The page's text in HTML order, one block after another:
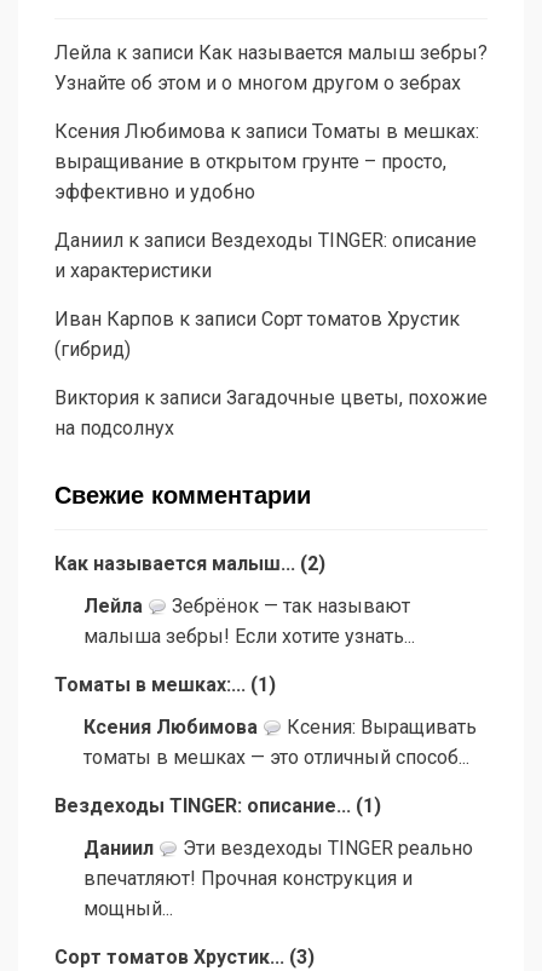
Лейла к записи Как называется малыш зебры?
Узнайте об этом и о многом другом о зебрах
Ксения Любимова к записи Томаты в мешках:
выращивание в открытом грунте – просто,
эффективно и удобно
Даниил к записи Вездеходы TINGER: описание
и характеристики
Иван Карпов к записи Сорт томатов Хрустик
(гибрид)
Виктория к записи Загадочные цветы, похожие
на подсолнух
Свежие комментарии
Как называется малыш... (2)
Лейла
Зебрёнок — так называют
малыша зебры! Если хотите узнать...
Томаты в мешках:... (1 )
Ксения Любимова
Ксения: Выращивать
томаты в мешках — это отличный способ...
Вездеходы TINGER: описание... (1 )
Даниил
Эти вездеходы TINGER реально
впечатляют! Прочная конструкция и
мощный...
Сорт томатов Хрустик... (3)